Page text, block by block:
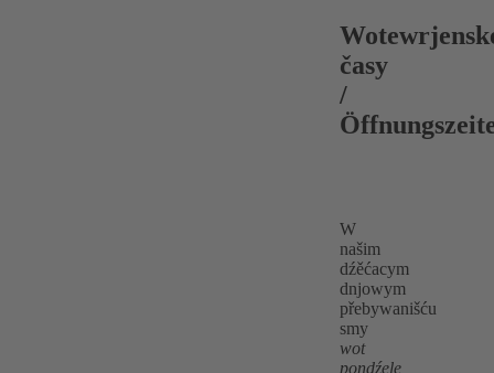
časy
/
W
našim
dźěćacym
dnjowym
přebywanišću
smy
wot
pondźele